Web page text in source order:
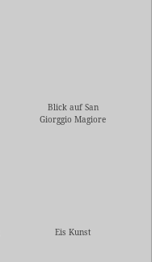
Blick auf San
Giorggio Magiore
Eis Kunst